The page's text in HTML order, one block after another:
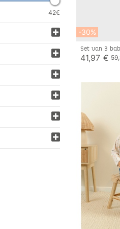
42€
-30%
Set van 3
41,97 €